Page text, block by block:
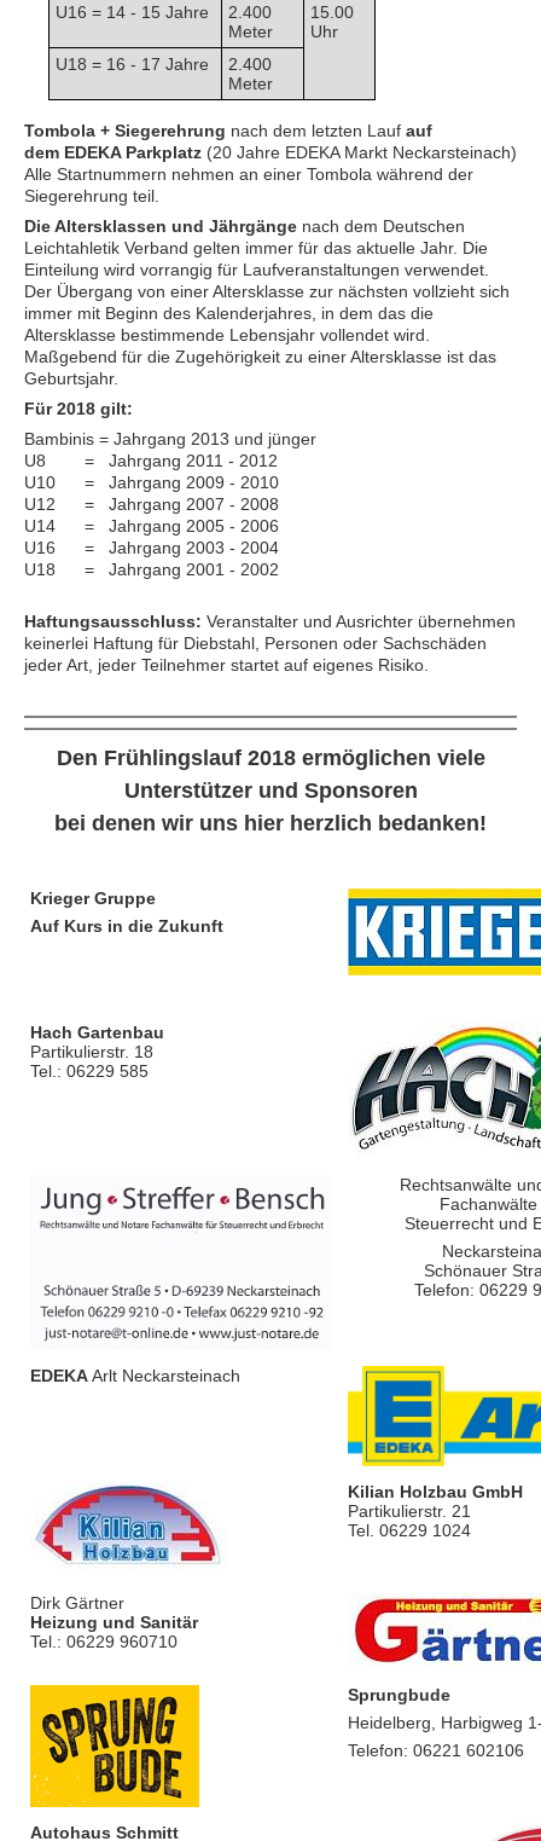
U16 = 14 - 15 Jahre
2.400
Meter
15.00
Uhr
U18 = 16 - 17 Jahre
2.400
Meter
Tombola + Siegerehrung nach dem letzten Lauf auf
dem EDEKA Parkplatz (20 Jahre EDEKA Markt Neckarsteinach)
Alle Startnummern nehmen an einer Tombola während der
Siegerehrung teil.
Die Altersklassen und Jährgänge nach dem Deutschen
Leichtahletik Verband gelten immer für das aktuelle Jahr. Die
Einteilung wird vorrangig für Laufveranstaltungen verwendet.
Der Übergang von einer Altersklasse zur nächsten vollzieht sich
immer mit Beginn des Kalenderjahres, in dem das die
Altersklasse bestimmende Lebensjahr vollendet wird.
Maßgebend für die Zugehörigkeit zu einer Altersklasse ist das
Geburtsjahr.
Für 2018 gilt:
Bambinis = Jahrgang 2013 und jünger
U8 = Jahrgang 2011 - 2012
U10 = Jahrgang 2009 - 2010
U12 = Jahrgang 2007 - 2008
U14 = Jahrgang 2005 - 2006
U16 = Jahrgang 2003 - 2004
U18 = Jahrgang 2001 - 2002
Haftungsausschluss: Veranstalter und Ausrichter übernehmen
keinerlei Haftung für Diebstahl, Personen oder Sachschäden
jeder Art, jeder Teilnehmer startet auf eigenes Risiko.
Den Frühlingslauf 2018 ermöglichen viele
Unterstützer und Sponsoren
bei denen wir uns hier herzlich bedanken!
Krieger Gruppe
Auf Kurs in die Zukunft
Hach Gartenbau
Partikulierstr. 18
Tel.: 06229 585
Rechtsanwälte
Fachanwälte
Steuerrecht und
Schönauer
Telefon: 06229
EDEKAArlt Neckarsteinach
Kilian Holzbau GmbH
Partikulierstr. 21
Tel. 06229 1024
Dirk Gärtner
Heizung und Sanitär
Tel.: 06229 960710
Sprungbude
Heidelberg, Harbigweg
Telefon: 06221 602106
Autohaus Schmitt